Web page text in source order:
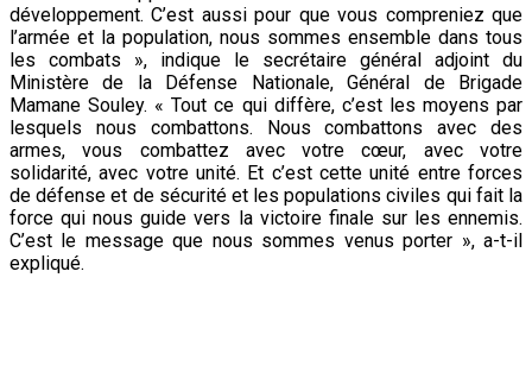
développement. C’est aussi pour que vous compreniez que
l’armée et la population, nous sommes ensemble dans tous
les combats », indique le secrétaire général adjoint du
Ministère de la Défense Nationale, Général de Brigade
Mamane Souley. « Tout ce qui diffère, c’est les moyens par
lesquels nous combattons. Nous combattons avec des
armes, vous combattez avec votre cœur, avec votre
solidarité, avec votre unité. Et c’est cette unité entre forces
de défense et de sécurité et les populations civiles qui fait la
force qui nous guide vers la victoire finale sur les ennemis.
C’est le message que nous sommes venus porter », a-t-il
expliqué.